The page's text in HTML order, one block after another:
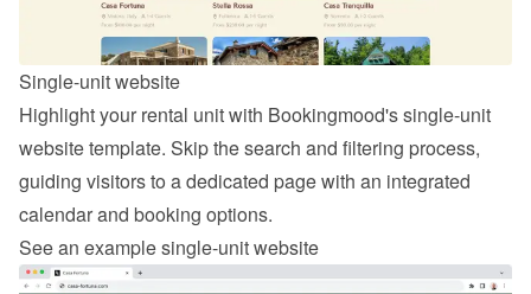
Single-unit website
Highlight your rental unit with Bookingmood's single-unit
website template. Skip the search and filtering process,
guiding visitors to a dedicated page with an integrated
calendar and booking options.
See an example single-unit website